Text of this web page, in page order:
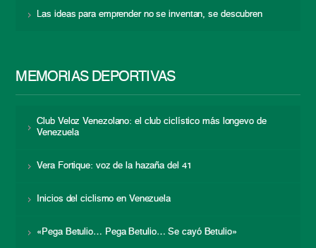
Las ideas para emprender no se inventan, se descubren
MEMORIAS DEPORTIVAS
Club Veloz Venezolano: el club ciclístico más longevo de
Venezuela
Vera Fortique: voz de la hazaña del 41
Inicios del ciclismo en Venezuela
«Pega Betulio… Pega Betulio… Se cayó Betulio»